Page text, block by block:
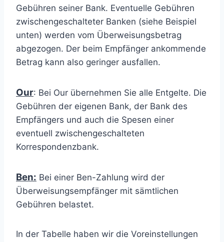
Gebühren seiner Bank. Eventuelle Gebühren
zwischengeschalteter Banken (siehe Beispiel
unten) werden vom Überweisungsbetrag
abgezogen. Der beim Empfänger ankommende
Betrag kann also geringer ausfallen.
Our: Bei Our übernehmen Sie alle Entgelte. Die
Gebühren der eigenen Bank, der Bank des
Empfängers und auch die Spesen einer
eventuell zwischengeschalteten
Korrespondenzbank.
Ben: Bei einer Ben-Zahlung wird der
Überweisungsempfänger mit sämtlichen
Gebühren belastet.
In der Tabelle haben wir die Voreinstellungen